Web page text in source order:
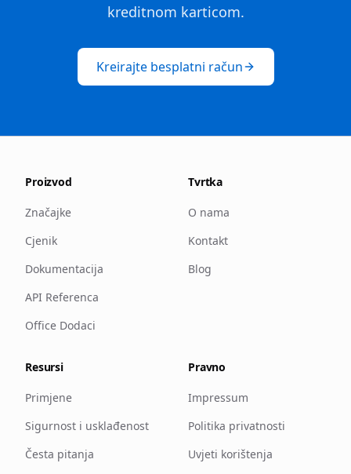
kreditnom karticom.
Kreirajte besplatni račun
Proizvod
Značajke
Cjenik
Dokumentacija
API Referenca
Office Dodaci
Tvrtka
O nama
Kontakt
Blog
Resursi
Primjene
Sigurnost i usklađenost
Česta pitanja
Pravno
Impressum
Politika privatnosti
Uvjeti korištenja